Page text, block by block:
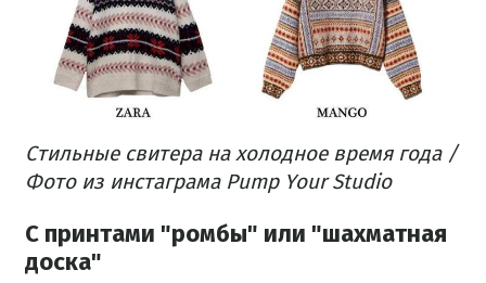
Стильные свитера на холодное время года /
Фото из инстаграма Pump Your Studio
С принтами "ромбы" или "шахматная
доска"